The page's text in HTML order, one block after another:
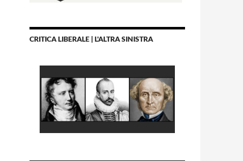
CRITICA LIBERALE | L'ALTRA SINISTRA